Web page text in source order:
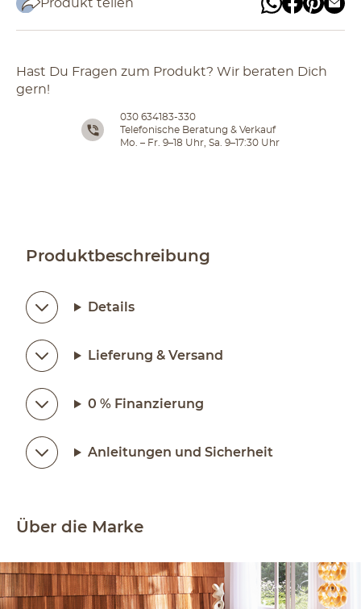
Produkt teilen
Hast Du Fragen zum Produkt? Wir beraten Dich
gern!
030 634183-330
Telefonische Beratung & Verkauf
Mo. – Fr. 9–18 Uhr, Sa. 9–17:30 Uhr
Produktbeschreibung
Details
Lieferung & Versand
0 % Finanzierung
Anleitungen und Sicherheit
Über die Marke